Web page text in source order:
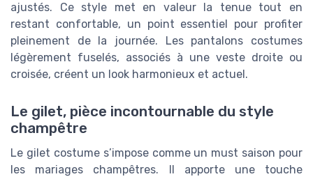
ajustés. Ce style met en valeur la tenue tout en
restant confortable, un point essentiel pour profiter
pleinement de la journée. Les pantalons costumes
légèrement fuselés, associés à une veste droite ou
croisée, créent un look harmonieux et actuel.
Le gilet, pièce incontournable du style
champêtre
Le gilet costume s’impose comme un must saison pour
les mariages champêtres. Il apporte une touche